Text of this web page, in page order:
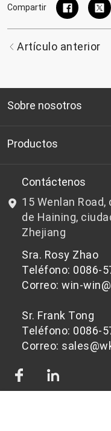
Compartir
Artículo anterior
Sobre nosotros
Quienes somos
I+D
Noticias y
política de
Productos
Chips de PET
Chips de PET
Contáctenos
15 Wenlan
de Haining,
Zhejiang
Sra. Rosy Zhao
Teléfono: 0086-
Correo: win-
Sr. Frank Tong
Teléfono: 0086-
Correo:
© 2026 Materias primas de